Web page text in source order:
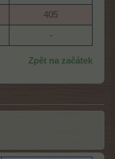
405​
-​
Zpět na začátek